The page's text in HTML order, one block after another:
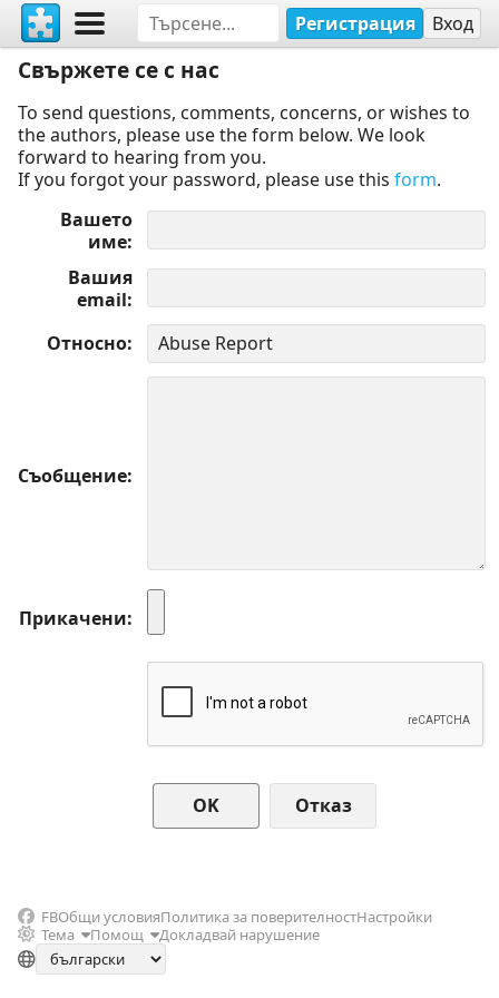
Регистрация Вход
Свържете се с нас
To send questions, comments, concerns, or wishes to
the authors, please use the form below. We look
forward to hearing from you.
If you forgot your password, please use this form.
Вашето
име
Вашия
email
Относно
Съобщение
Прикачени
Отказ
FBОбщи условияПолитика за поверителностНастройки
Тема
Помощ Докладвай нарушение